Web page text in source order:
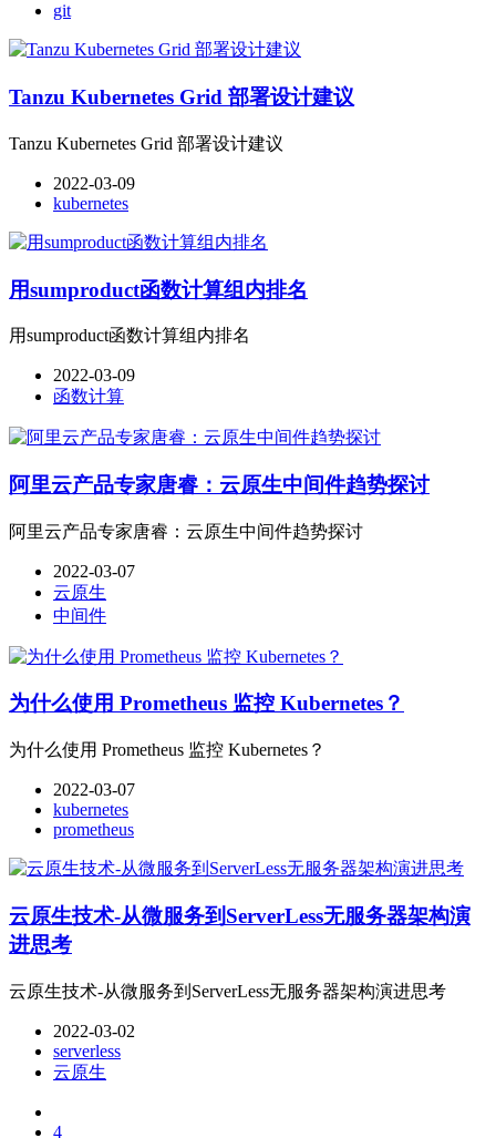
git
Tanzu Kubernetes Grid 部署设计建议
Tanzu Kubernetes Grid 部署设计建议
2022-03-09
kubernetes
用sumproduct函数计算组内排名
用sumproduct函数计算组内排名
2022-03-09
函数计算
阿里云产品专家唐睿：云原生中间件趋势探讨
阿里云产品专家唐睿：云原生中间件趋势探讨
2022-03-07
云原生
中间件
为什么使用 Prometheus 监控 Kubernetes？
为什么使用 Prometheus 监控 Kubernetes？
2022-03-07
kubernetes
prometheus
云原生技术-从微服务到ServerLess无服务器架构演
进思考
云原生技术-从微服务到ServerLess无服务器架构演进思考
2022-03-02
serverless
云原生
4